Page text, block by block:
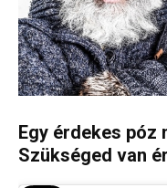
Egy érdekes póz
Szükséged van